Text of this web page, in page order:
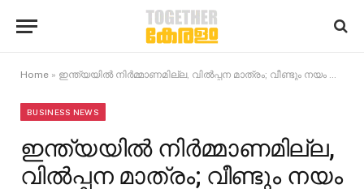
Home » ഇന്ത്യയില്‍ നിര്‍മ്മാണമില്ല, വില്‍പ്പന മാത്രം; വീണ്ടും നയം മാറ്റി ടെസ്ല
BUSINESS NEWS
ഇന്ത്യയില്‍ നിര്‍മ്മാണമില്ല,
വില്‍പ്പന മാത്രം; വീണ്ടും നയം